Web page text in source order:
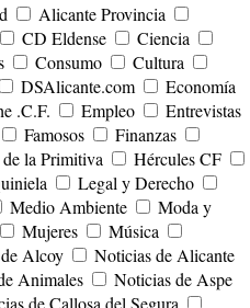
Alicante Provincia
CD Eldense
Ciencia
Consumo
Cultura
DSAlicante.com
Economía
.C.F. Empleo
Entrevistas
Famosos
Finanzas
la Primitiva
Hércules CF
Legal y Derecho
Medio Ambiente
Moda y
Mujeres
Música
Alcoy
Noticias de Alicante
Animales
Noticias de Aspe
de Callosa del Segura